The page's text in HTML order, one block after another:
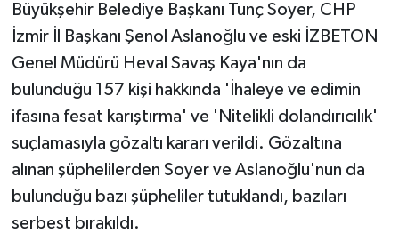
Büyükşehir Belediye Başkanı Tunç Soyer, CHP
İzmir İl Başkanı Şenol Aslanoğlu ve eski İZBETON
Genel Müdürü Heval Savaş Kaya'nın da
bulunduğu 157 kişi hakkında 'İhaleye ve edimin
ifasına fesat karıştırma' ve 'Nitelikli dolandırıcılık'
suçlamasıyla gözaltı kararı verildi. Gözaltına
alınan şüphelilerden Soyer ve Aslanoğlu'nun da
bulunduğu bazı şüpheliler tutuklandı, bazıları
serbest bırakıldı.